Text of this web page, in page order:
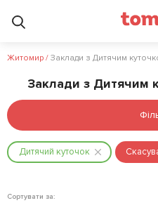
Житомир / Заклади з Дитячим
Заклади з Дитячим
Дитячий куточок
Сортувати за: